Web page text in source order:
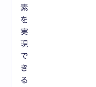
素
を
実
現
で
き
る